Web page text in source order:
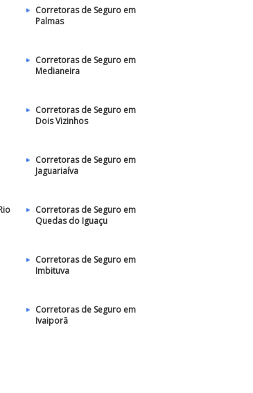
Corretoras de Seguro em
Palmas
Corretoras de Seguro em
Medianeira
Corretoras de Seguro em
Dois Vizinhos
Corretoras de Seguro em
Jaguariaíva
Corretoras de Seguro em
Quedas do Iguaçu
Corretoras de Seguro em
Imbituva
Corretoras de Seguro em
Ivaiporã